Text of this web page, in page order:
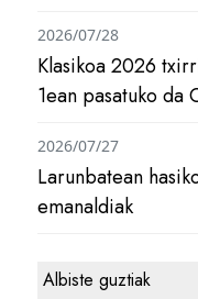
Klasikoa 2026
1ean pasatuko da
2026/07/28
Larunbatean
emanaldiak
2026/07/27
Albiste guztiak